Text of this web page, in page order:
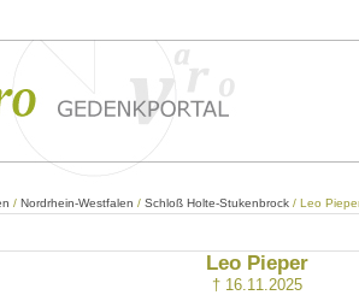
/ Nordrhein-Westfalen / Schloß Holte-Stukenbrock / Leo
Leo Pieper
† 16.11.2025